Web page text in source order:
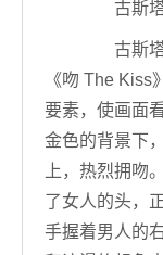
古斯塔
古斯塔
《吻 The
要素，使画面
金色的背景下
上，热烈拥吻
了女人的头，
手握着男人的